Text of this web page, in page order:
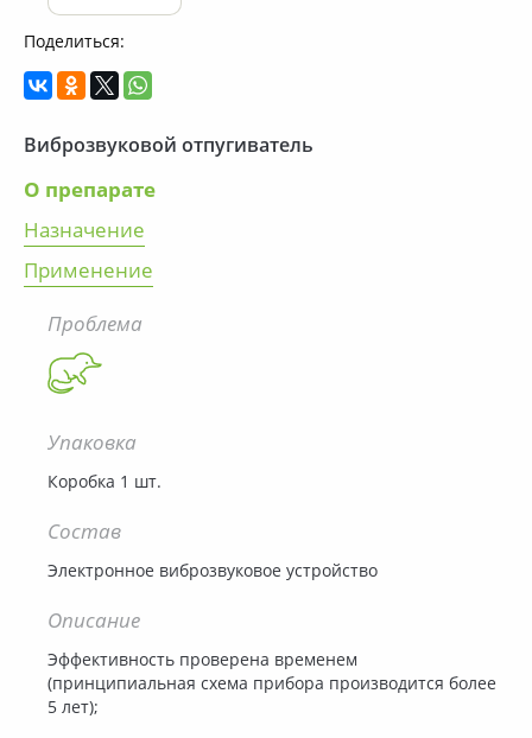
Поделиться:
Виброзвуковой отпугиватель
О препарате
Назначение
Применение
Проблема
Упаковка
Коробка 1 шт.
Состав
Электронное виброзвуковое устройство
Описание
Эффективность проверена временем
(принципиальная схема прибора производится более
5 лет);